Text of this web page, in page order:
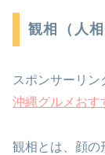
観相（人
スポンサーリン
沖縄グルメお
観相とは、顔の